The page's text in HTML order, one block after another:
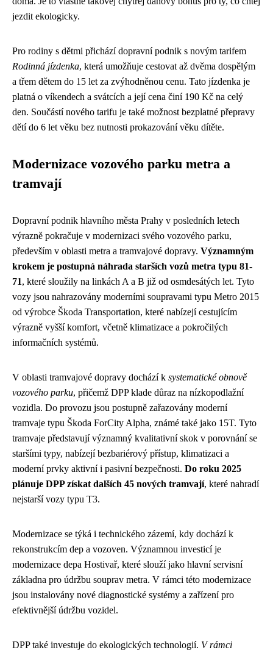
jezdit ekologicky.
Pro rodiny s dětmi přichází dopravní podnik s novým tarifem
Rodinná jízdenka, která umožňuje cestovat až dvěma dospělým
a třem dětem do 15 let za zvýhodněnou cenu. Tato jízdenka je
platná o víkendech a svátcích a její cena činí 190 Kč na celý
den. Součástí nového tarifu je také možnost bezplatné přepravy
dětí do 6 let věku bez nutnosti prokazování věku dítěte.
Modernizace vozového parku metra a
tramvají
Dopravní podnik hlavního města Prahy v posledních letech
výrazně pokračuje v modernizaci svého vozového parku,
především v oblasti metra a tramvajové dopravy. Významným
krokem je postupná náhrada starších vozů metra typu 81-
71, které sloužily na linkách A a B již od osmdesátých let. Tyto
vozy jsou nahrazovány moderními soupravami typu Metro 2015
od výrobce Škoda Transportation, které nabízejí cestujícím
výrazně vyšší komfort, včetně klimatizace a pokročilých
informačních systémů.
V oblasti tramvajové dopravy dochází k systematické obnově
vozového parku, přičemž DPP klade důraz na nízkopodlažní
vozidla. Do provozu jsou postupně zařazovány moderní
tramvaje typu Škoda ForCity Alpha, známé také jako 15T. Tyto
tramvaje představují významný kvalitativní skok v porovnání se
staršími typy, nabízejí bezbariérový přístup, klimatizaci a
moderní prvky aktivní i pasivní bezpečnosti. Do roku 2025
plánuje DPP získat dalších 45 nových tramvají, které nahradí
nejstarší vozy typu T3.
Modernizace se týká i technického zázemí, kdy dochází k
rekonstrukcím dep a vozoven. Významnou investicí je
modernizace depa Hostivař, které slouží jako hlavní servisní
základna pro údržbu souprav metra. V rámci této modernizace
jsou instalovány nové diagnostické systémy a zařízení pro
efektivnější údržbu vozidel.
DPP také investuje do ekologických technologií. V rámci